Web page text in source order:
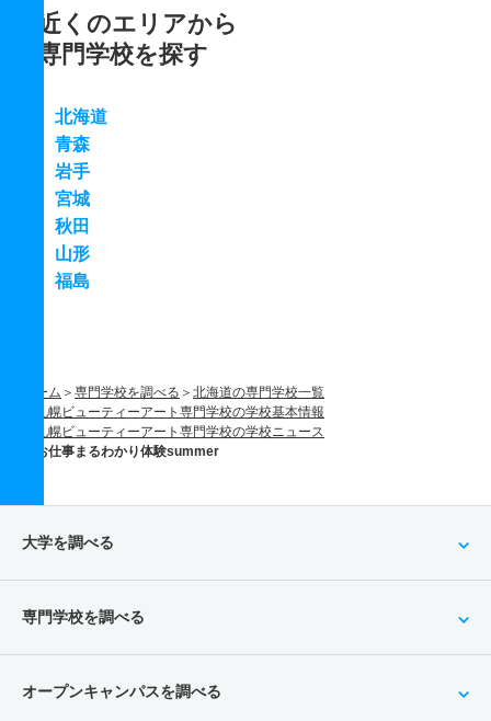
近くのエリアから
専門学校を探す
北海道
青森
岩手
宮城
秋田
山形
福島
ホーム 専門学校を調べる
北海道の専門学校一覧
札幌ビューティーアート専門学校の学校基本情報
札幌ビューティーアート専門学校の学校ニュース
お仕事まるわかり体験summer
大学を調べる
専門学校を調べる
オープンキャンパスを調べる